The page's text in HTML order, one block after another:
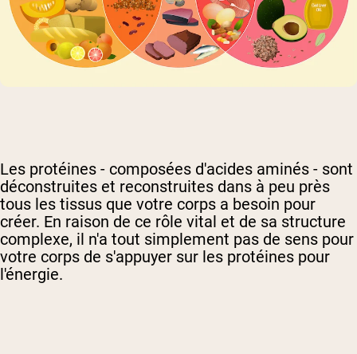
Les protéines - composées d'acides aminés - sont
déconstruites et reconstruites dans à peu près
tous les tissus que votre corps a besoin pour
créer. En raison de ce rôle vital et de sa structure
complexe, il n'a tout simplement pas de sens pour
votre corps de s'appuyer sur les protéines pour
l'énergie.